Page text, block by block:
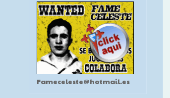
Fameceleste@hotmail.es